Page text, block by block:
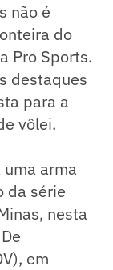
não é
do
Pro Sports.
destaques
para a
vôlei.
arma
da série
nesta
em